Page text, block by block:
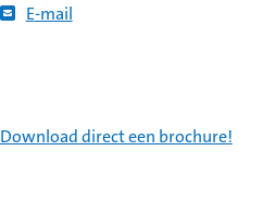
E-mail
Download direct een brochure!